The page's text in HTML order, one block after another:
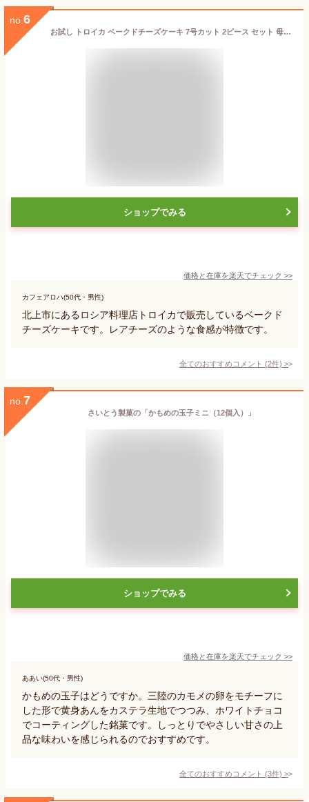
no. 6
お試し トロイカ ベークドチーズケーキ 7号カット 2ピース セット 母の日 濃厚チーズケーキ ホワイトデー バレンタイン お返し ご褒美スイーツ
ショップでみる
価格と在庫を楽天でチェック >>
カフェアロハ(50代・男性)
北上市にあるロシア料理店トロイカで販売しているベークド
チーズケーキです。レアチーズのような食感が特徴です。
全てのおすすめコメント (2件) >
no. 7
さいとう製菓の「かもめの玉子ミニ（12個入）」
ショップでみる
価格と在庫を楽天でチェック >>
ああい(50代・男性)
かもめの玉子はどうですか。三陸のカモメの卵をモチーフに
した形で黄身あんをカステラ生地でつつみ、ホワイトチョコ
でコーティングした銘菓です。しっとりでやさしい甘さの上
品な味わいを感じられるのでおすすめです。
全てのおすすめコメント (3件) >